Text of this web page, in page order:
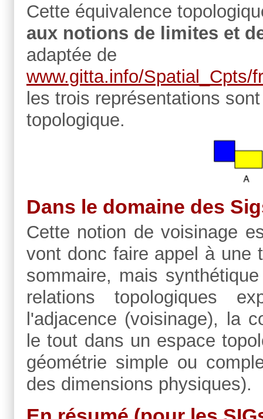
Cette équivalence
aux notions de limites et
adaptée de
www.gitta.info/Spatial_Cpts/
les trois représentations
topologique.
Dans le domaine des
Cette notion de voisinage
vont donc faire appel à une
sommaire, mais
relations topologiques
l'adjacence (voisinage), la
le tout dans un espace
géométrie simple ou
des dimensions physiques).